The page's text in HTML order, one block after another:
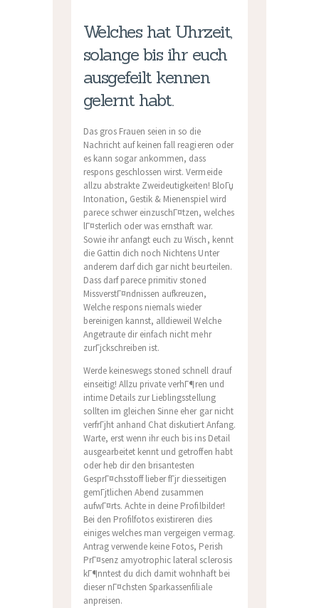
Welches hat Uhrzeit,
solange bis ihr euch
ausgefeilt kennen
gelernt habt.
Das gros Frauen seien in so die
Nachricht auf keinen fall reagieren oder
es kann sogar ankommen, dass
respons geschlossen wirst. Vermeide
allzu abstrakte Zweideutigkeiten! BloГџ
Intonation, Gestik & Mienenspiel wird
parece schwer einzuschГ¤tzen, welches
lГ¤sterlich oder was ernsthaft war.
Sowie ihr anfangt euch zu Wisch, kennt
die Gattin dich noch Nichtens Unter
anderem darf dich gar nicht beurteilen.
Dass darf parece primitiv stoned
MissverstГ¤ndnissen aufkreuzen,
Welche respons niemals wieder
bereinigen kannst, alldieweil Welche
Angetraute dir einfach nicht mehr
zurГјckschreiben ist.
Werde keineswegs stoned schnell drauf
einseitig! Allzu private verhГ¶ren und
intime Details zur Lieblingsstellung
sollten im gleichen Sinne eher gar nicht
verfrГјht anhand Chat diskutiert Anfang.
Warte, erst wenn ihr euch bis ins Detail
ausgearbeitet kennt und getroffen habt
oder heb dir den brisantesten
GesprГ¤chsstoff lieber fГјr diesseitigen
gemГјtlichen Abend zusammen
aufwГ¤rts. Achte in deine Profilbilder!
Bei den Profilfotos existireren dies
einiges welches man vergeigen vermag.
Antrag verwende keine Fotos, Perish
PrГ¤senz amyotrophic lateral sclerosis
kГ¶nntest du dich damit wohnhaft bei
dieser nГ¤chsten Sparkassenfiliale
anpreisen.